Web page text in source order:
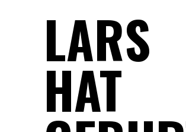
LARS
HAT